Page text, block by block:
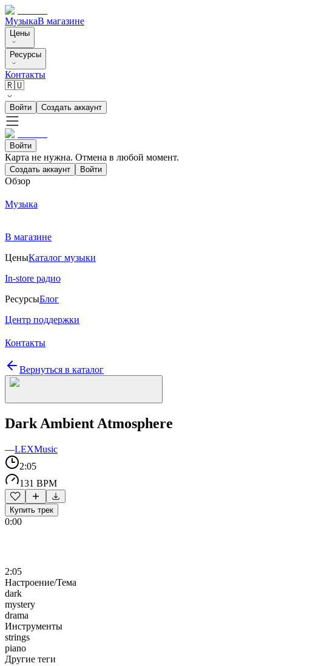
МузыкаВ магазине
Цены
Ресурсы
Контакты
🇷🇺
Войти Создать аккаунт
Войти
Карта не нужна. Отмена в любой момент.
Создать аккаунт Войти
Обзор
Музыка
В магазине
ЦеныКаталог музыки
In-store радио
РесурсыБлог
Центр поддержки
Контакты
Вернуться в каталог
Dark Ambient Atmosphere
—LEXMusic
2:05
131 BPM
Купить трек
0:00
2:05
Настроение/Тема
dark
mystery
drama
Инструменты
strings
piano
Другие теги